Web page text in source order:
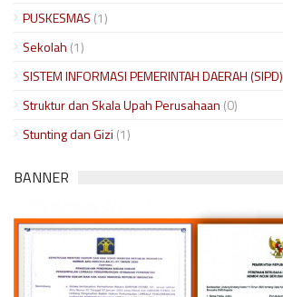
PUSKESMAS (1)
Sekolah (1)
SISTEM INFORMASI PEMERINTAH DAERAH (SIPD)
Struktur dan Skala Upah Perusahaan (0)
Stunting dan Gizi (1)
BANNER